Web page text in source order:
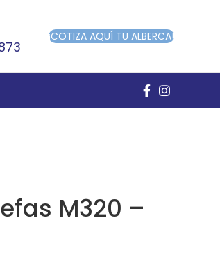
¡COTIZA AQUÍ TU ALBERCA!
M320 –